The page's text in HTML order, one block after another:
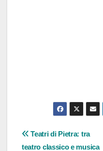
Navigazione
Teatri di Pietra: tra
teatro classico e musica